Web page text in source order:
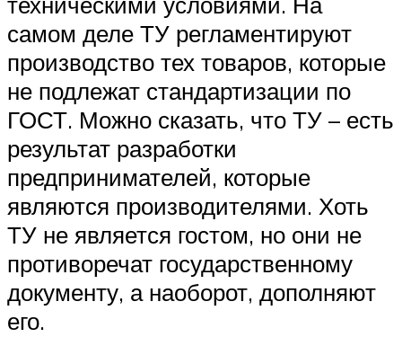
самом деле ТУ регламентируют
производство тех товаров, которые
не подлежат стандартизации по
ГОСТ. Можно сказать, что ТУ – есть
результат разработки
предпринимателей, которые
являются производителями. Хоть
ТУ не является гостом, но они не
противоречат государственному
документу, а наоборот, дополняют
его.